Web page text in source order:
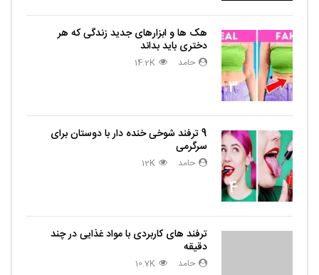
3
هک ها و ابزارهای جدید زندگی که هر
دختری باید بداند
حامد 14.2K
4
9 ترفند شوخی خنده دار با دوستان برای
سرگرمی
حامد 12K
ترفند های کاربردی با مواد غذایی در چند
دقیقه
حامد 10.7K